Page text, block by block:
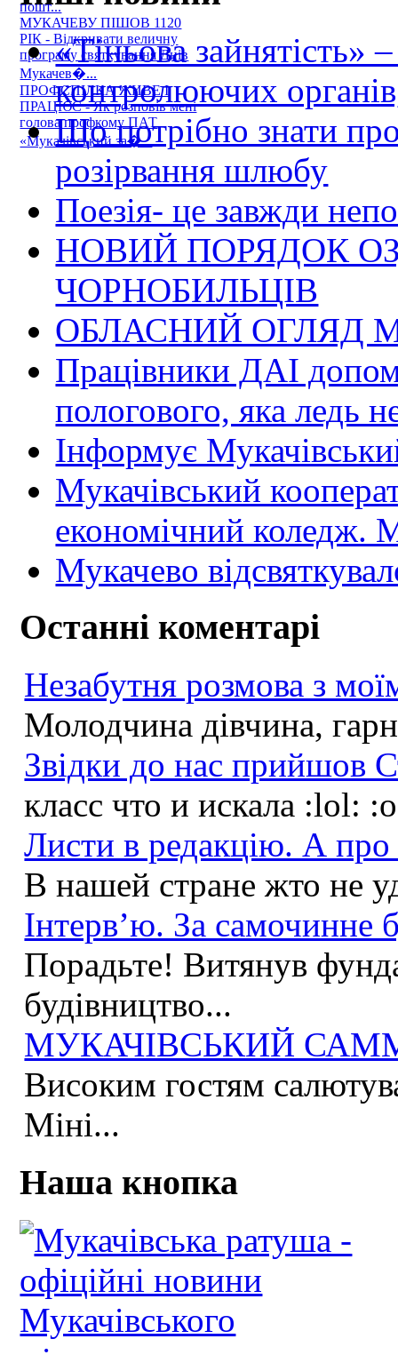
пошт...
МУКАЧЕВУ ПІШОВ 1120
РІК - Відкривати величну
програму святкування Днів
Мукачев�...
ПРОФСПІЛКА ЖИВЕ І
ПРАЦЮЄ - Як розповів мені
голова профкому ПАТ
«Мукачівський за�...
«Тіньова зайнятість»
контролюючих
Що потрібно знати
розірвання шлюбу
Поезія- це завжди
НОВИЙ ПОРЯДОК
ЧОРНОБИЛЬЦІВ
ОБЛАСНИЙ ОГЛЯД
Працівники ДАІ
пологового, яка ледь
Інформує
Мукачівський
економічний
Мукачево
Останні коментарі
Незабутня розмова з
Молодчина дівчина,
Звідки до нас прийшов
класс что и искала :lol:
Листи в редакцію. А
В нашей стране жто не
Інтерв’ю. За самочинне
Порадьте! Витянув
будівництво...
МУКАЧІВСЬКИЙ
Високим гостям
Міні...
Наша кнопка